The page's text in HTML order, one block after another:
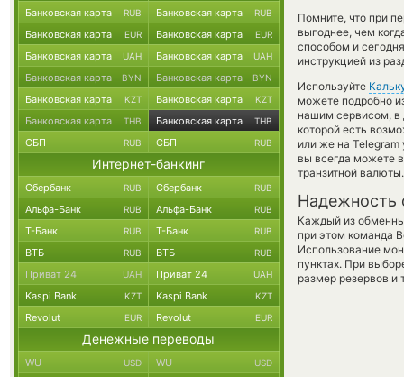
Помните, что при
выгоднее, чем
способом и
инструкцией из
Используйте
можете подробно
нашим сервисом, в
которой есть
или же на Telegram
вы всегда можете
транзитной валюты.
Надежность
Каждый из
при этом команда
Использование
пунктах. При
размер резервов и
Банковская карта RUB Банковская карта RUB
Банковская карта EUR Банковская карта EUR
Банковская карта UAH Банковская карта UAH
Банковская карта BYN Банковская карта BYN
Банковская карта KZT Банковская карта KZT
Банковская карта THB Банковская карта THB
СБП RUB СБП RUB
Интернет-банкинг
Сбербанк RUB Сбербанк RUB
Альфа-Банк RUB Альфа-Банк RUB
Т-Банк RUB Т-Банк RUB
ВТБ RUB ВТБ RUB
Приват 24 UAH Приват 24 UAH
Kaspi Bank KZT Kaspi Bank KZT
Revolut EUR Revolut EUR
Денежные переводы
WU USD WU USD